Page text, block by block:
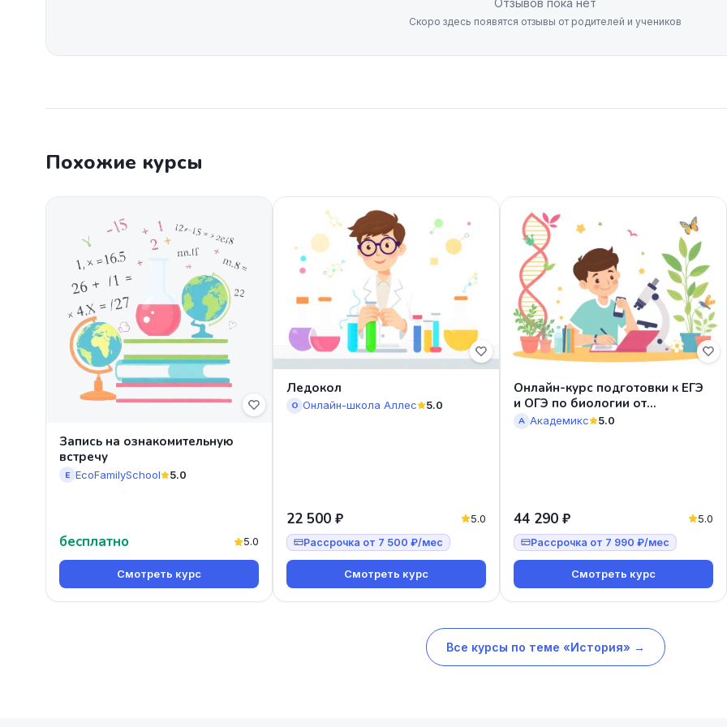
Отзывов пока нет
Скоро здесь появятся отзывы от родителей и учеников
Похожие курсы
Запись на ознакомительную
встречу
E EcoFamilySchool 5.0
бесплатно 5.0
Смотреть курс
Ледокол
О Онлайн-школа Аллес 5.0
22 500 ₽ 5.0
Рассрочка от 7 500 ₽/мес
Смотреть курс
Онлайн-курс подготовки к ЕГЭ
и ОГЭ по биологии от
Академикс
А Академикс 5.0
44 290 ₽ 5.0
Рассрочка от 7 990 ₽/мес
Смотреть курс
Все курсы по теме «История» →